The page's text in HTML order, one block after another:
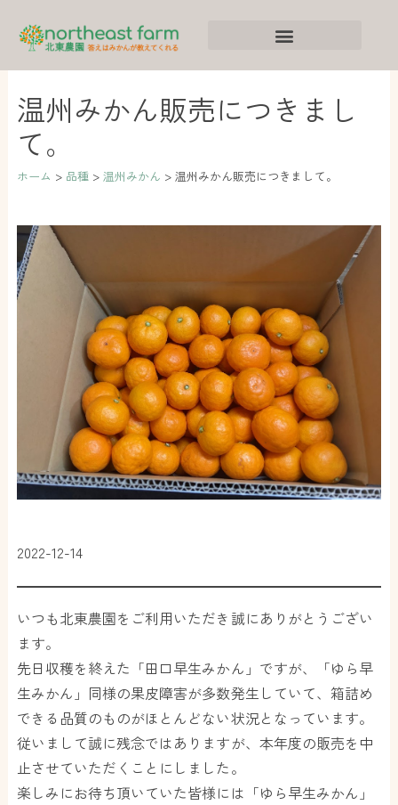
温州みかん販売につきまし
て。
ホーム 品種 温州みかん 温州みかん販売につきまして。
2022-12-14
いつも北東農園をご利用いただき誠にありがとうござい
ます。
先日収穫を終えた「田口早生みかん」ですが、「ゆら早
生みかん」同様の果皮障害が多数発生していて、箱詰め
できる品質のものがほとんどない状況となっています。
従いまして誠に残念ではありますが、本年度の販売を中
止させていただくことにしました。
楽しみにお待ち頂いていた皆様には「ゆら早生みかん」
ー
カ
イ
ブ
テ
ゴ
リ
ー